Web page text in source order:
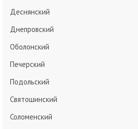
Деснянский
Днепровский
Оболонский
Печерский
Подольский
Святошинский
Соломенский